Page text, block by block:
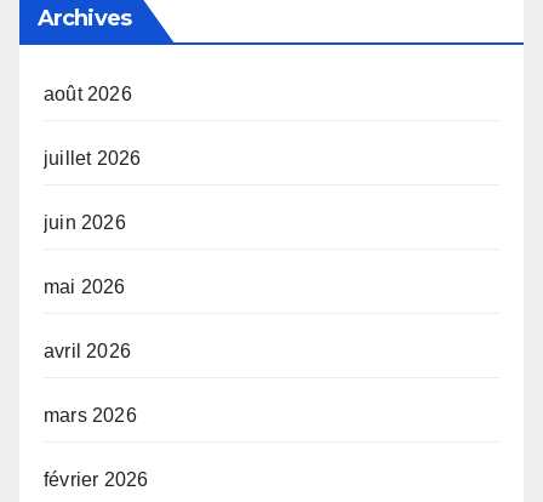
Archives
août 2026
juillet 2026
juin 2026
mai 2026
avril 2026
mars 2026
février 2026